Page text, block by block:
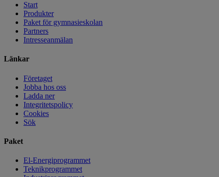
Start
Produkter
Paket för gymnasieskolan
Partners
Intresseanmälan
Länkar
Företaget
Jobba hos oss
Ladda ner
Integritetspolicy
Cookies
Sök
Paket
El-Energiprogrammet
Teknikprogrammet